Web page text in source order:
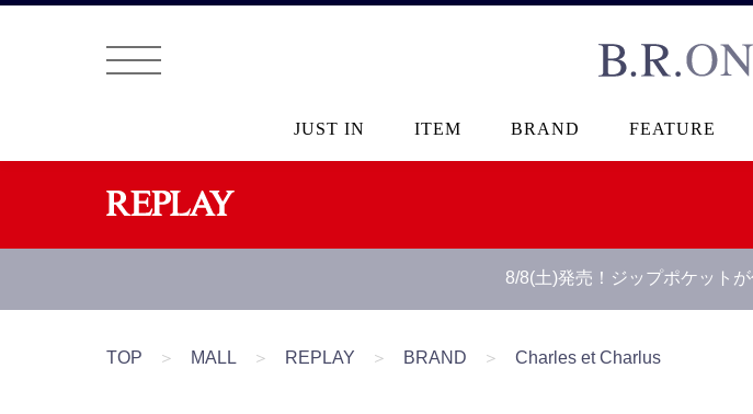
JUST IN ITEM BRAND FEATURE
8/8(土)発売！ジップポケット
TOP ＞ MALL ＞ REPLAY ＞ BRAND ＞ Charles et Charlus